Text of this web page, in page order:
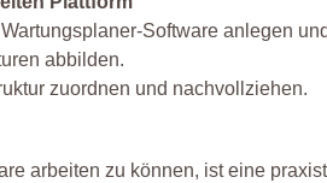
Software anlegen
abbilden.
zuordnen und nachvollziehen.
arbeiten zu können, ist eine